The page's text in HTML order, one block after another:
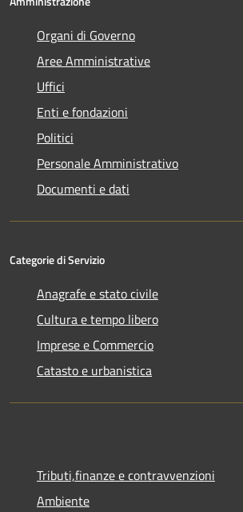
Organi di Governo
Aree Amministrative
Uffici
Enti e fondazioni
Politici
Personale Amministrativo
Documenti e dati
Categorie di Servizio
Anagrafe e stato civile
Cultura e tempo libero
Imprese e Commercio
Catasto e urbanistica
Tributi,finanze e contravvenzioni
Ambiente